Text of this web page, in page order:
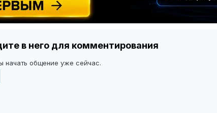
в него для комментирования
начать общение уже сейчас.